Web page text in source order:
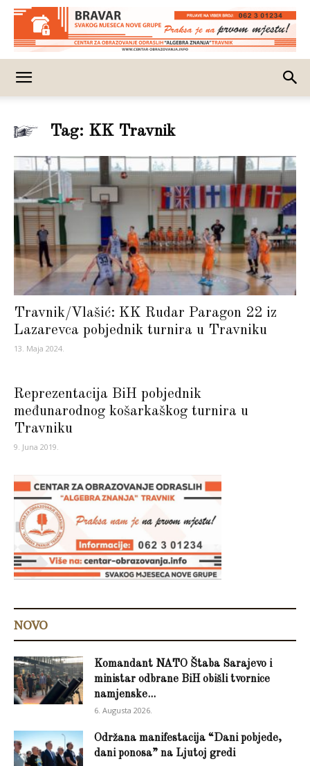
Tag: KK Travnik
Travnik/Vlašić: KK Rudar Paragon 22 iz
Lazarevca pobjednik turnira u Travniku
13. Maja 2024.
Reprezentacija BiH pobjednik
međunarodnog košarkaškog turnira u
Travniku
9. Juna 2019.
NOVO
Komandant NATO Štaba Sarajevo i
ministar odbrane BiH obišli tvornice
namjenske...
6. Augusta 2026.
Održana manifestacija “Dani pobjede,
dani ponosa” na Ljutoj gredi